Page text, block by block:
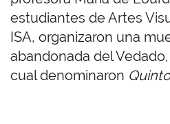
estudiantes de Artes
ISA, organizaron una
abandonada del
cual denominaron